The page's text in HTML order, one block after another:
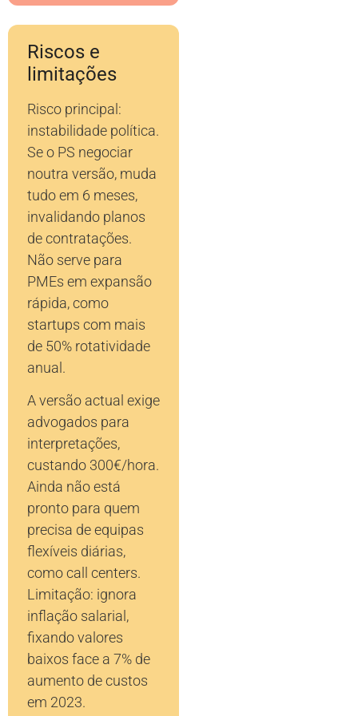
Riscos e
limitações
Risco principal:
instabilidade política.
Se o PS negociar
noutra versão, muda
tudo em 6 meses,
invalidando planos
de contratações.
Não serve para
PMEs em expansão
rápida, como
startups com mais
de 50% rotatividade
anual.
A versão actual exige
advogados para
interpretações,
custando 300€/hora.
Ainda não está
pronto para quem
precisa de equipas
flexíveis diárias,
como call centers.
Limitação: ignora
inflação salarial,
fixando valores
baixos face a 7% de
aumento de custos
em 2023.